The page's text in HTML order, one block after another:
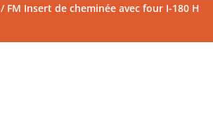
/ FM Insert de cheminée avec four I-180 H